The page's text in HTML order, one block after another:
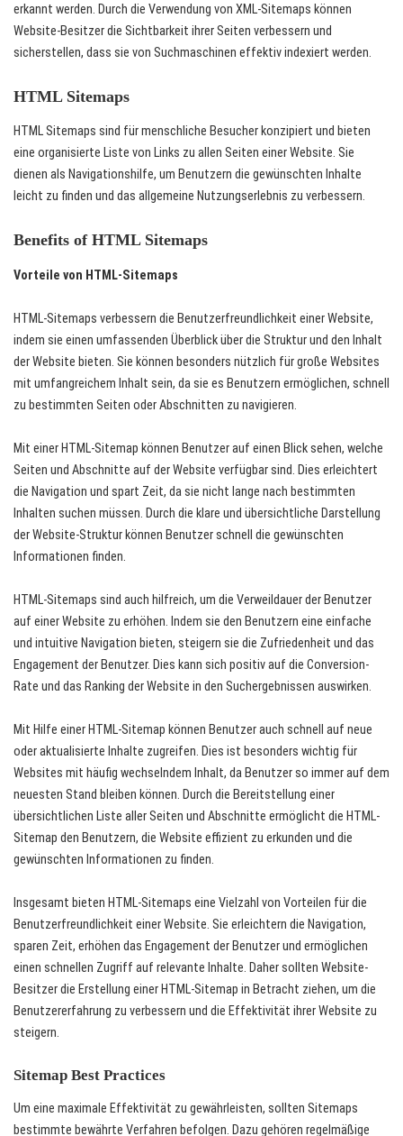
erkannt werden. Durch die Verwendung von XML-Sitemaps können
Website-Besitzer die Sichtbarkeit ihrer Seiten verbessern und
sicherstellen, dass sie von Suchmaschinen effektiv indexiert werden.
HTML Sitemaps
HTML Sitemaps sind für menschliche Besucher konzipiert und bieten
eine organisierte Liste von Links zu allen Seiten einer Website. Sie
dienen als Navigationshilfe, um Benutzern die gewünschten Inhalte
leicht zu finden und das allgemeine Nutzungserlebnis zu verbessern.
Benefits of HTML Sitemaps
Vorteile von HTML-Sitemaps
HTML-Sitemaps verbessern die Benutzerfreundlichkeit einer Website,
indem sie einen umfassenden Überblick über die Struktur und den Inhalt
der Website bieten. Sie können besonders nützlich für große Websites
mit umfangreichem Inhalt sein, da sie es Benutzern ermöglichen, schnell
zu bestimmten Seiten oder Abschnitten zu navigieren.
Mit einer HTML-Sitemap können Benutzer auf einen Blick sehen, welche
Seiten und Abschnitte auf der Website verfügbar sind. Dies erleichtert
die Navigation und spart Zeit, da sie nicht lange nach bestimmten
Inhalten suchen müssen. Durch die klare und übersichtliche Darstellung
der Website-Struktur können Benutzer schnell die gewünschten
Informationen finden.
HTML-Sitemaps sind auch hilfreich, um die Verweildauer der Benutzer
auf einer Website zu erhöhen. Indem sie den Benutzern eine einfache
und intuitive Navigation bieten, steigern sie die Zufriedenheit und das
Engagement der Benutzer. Dies kann sich positiv auf die Conversion-
Rate und das Ranking der Website in den Suchergebnissen auswirken.
Mit Hilfe einer HTML-Sitemap können Benutzer auch schnell auf neue
oder aktualisierte Inhalte zugreifen. Dies ist besonders wichtig für
Websites mit häufig wechselndem Inhalt, da Benutzer so immer auf dem
neuesten Stand bleiben können. Durch die Bereitstellung einer
übersichtlichen Liste aller Seiten und Abschnitte ermöglicht die HTML-
Sitemap den Benutzern, die Website effizient zu erkunden und die
gewünschten Informationen zu finden.
Insgesamt bieten HTML-Sitemaps eine Vielzahl von Vorteilen für die
Benutzerfreundlichkeit einer Website. Sie erleichtern die Navigation,
sparen Zeit, erhöhen das Engagement der Benutzer und ermöglichen
einen schnellen Zugriff auf relevante Inhalte. Daher sollten Website-
Besitzer die Erstellung einer HTML-Sitemap in Betracht ziehen, um die
Benutzererfahrung zu verbessern und die Effektivität ihrer Website zu
steigern.
Sitemap Best Practices
Um eine maximale Effektivität zu gewährleisten, sollten Sitemaps
bestimmte bewährte Verfahren befolgen. Dazu gehören regelmäßige